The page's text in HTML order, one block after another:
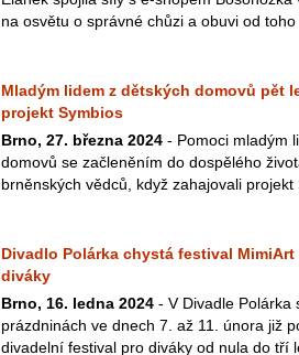
na osvětu o správné chůzi a obuvi od toho
Mladým lidem z dětských domovů pět
projekt Symbios
Brno, 27. března 2024 - Pomoci mladým
domovů se začleněním do dospělého
brněnských vědců, když zahajovali projekt
Divadlo Polárka chystá festival
diváky
Brno, 16. ledna 2024 - V Divadle Polárka
prázdninách ve dnech 7. až 11. února již
divadelní festival pro diváky od nula do tří